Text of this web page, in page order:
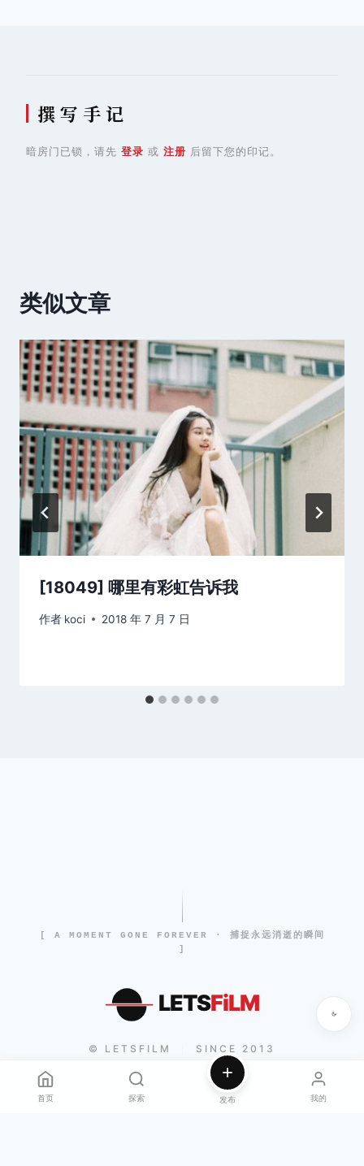
撰 写 手 记
暗房门已锁，请先 登录 或 注册 后留下您的印记。
类似文章
[18049] 哪里有彩虹告诉我
作者 koci 2018 年 7 月 7 日
[ A MOMENT GONE FOREVER · 捕捉永远消逝的瞬间
]
LETSFiLM
© LETSFILM SINCE 2013
首页 探索 发布 我的